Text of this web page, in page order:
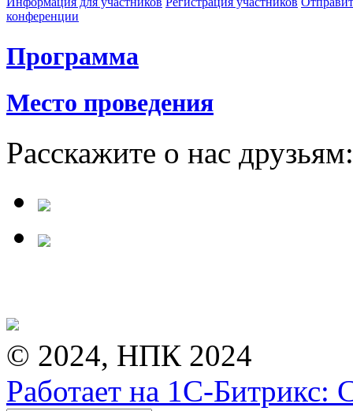
конференции
Программа
Место проведения
Расскажите о нас друзьям:
© 2024, НПК 2024
Работает на 1С-Битрикс: